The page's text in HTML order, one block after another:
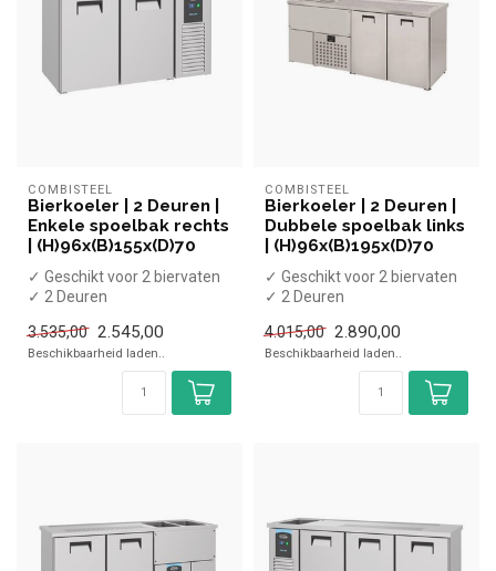
COMBISTEEL
Bierkoeler | 2 Deuren |
Enkele spoelbak rechts
| (H)96x(B)155x(D)70
✓ Geschikt voor 2 biervaten
✓ 2 Deuren
✓ Geventileerd
✓ B...
3.535,00 2.545,00
Beschikbaarheid laden..
COMBISTEEL
Bierkoeler | 2 Deuren |
Dubbele spoelbak links
| (H)96x(B)195x(D)70
✓ Geschikt voor 2 biervaten
✓ 2 Deuren
✓ Geventileerd
✓ B...
4.015,00 2.890,00
Beschikbaarheid laden..